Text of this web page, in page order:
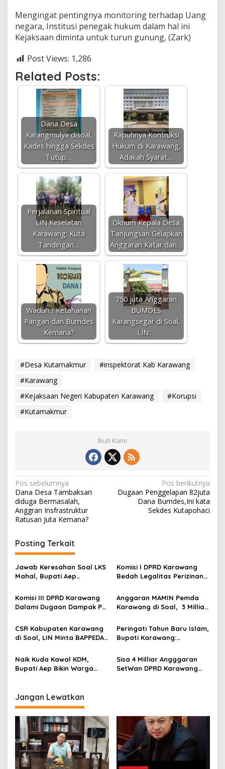
Mengingat pentingnya monitoring terhadap Uang
negara, Institusi penegak hukum dalam hal ini
Kejaksaan diminta untuk turun gunung, (Zark)
Post Views: 1,286
Related Posts:
Dana Desa
Karangmulya disoal,
Kades hingga Sekdes
Tutup…
Rapuhnya Kontruksi
Hukum di Karawang,
Adakah Syarat…
Perjalanan Spiritual
LIN Keselatan
Karawang: Kuta
Tandingan…
Oknum Kepala Desa
Tanjungsari Gelapkan
Anggaran Katar dan…
Waduh..! Ketahanan
Pangan dan Bumdes
Kemana?
750 juta Anggaran
BUMDES
Karangsegar di Soal,
LIN:…
#Desa Kutamakmur
#inspektorat Kab Karawang
#Karawang
#Kejaksaan Negeri Kabupaten Karawang
#Korupsi
#Kutamakmur
Ikuti Kami
N
a
v
i
g
a
s
i
p
o
s
Pos sebelumnya
Dana Desa Tambaksari
diduga Bermasalah,
Anggran Insfrastruktur
Ratusan Juta Kemana?
Pos berikutnya
Dugaan Penggelapan 82juta
Dana Bumdes,Ini kata
Sekdes Kutapohaci
Posting Terkait
Jawab Keresahan Soal LKS
Mahal, Bupati Aep
SMP di Karawang
Komisi I DPRD Karawang
Bedah Legalitas Perizinan
Minol Jadi Sorotan
Komisi III DPRD Karawang
Dalami Dugaan Dampak PT
Legalitas Izin Amdal
Anggaran MAMIN Pemda
Karawang di Soal, 3 Milliar
BPK, Furqon Jalaluddin
Belum siap Klarifikasi
CSR Kabupaten Karawang
di Soal, LIN Minta BAPPEDA
kelolanya
Peringati Tahun Baru Islam,
Bupati Karawang:
Kebersamaan dan Karakter
Religius Karawang
Naik Kuda Kawal KDM,
Bupati Aep Bikin Warga
Sisa 4 Milliar Angggaran
SetWan DPRD Karawang
Jangan Lewatkan